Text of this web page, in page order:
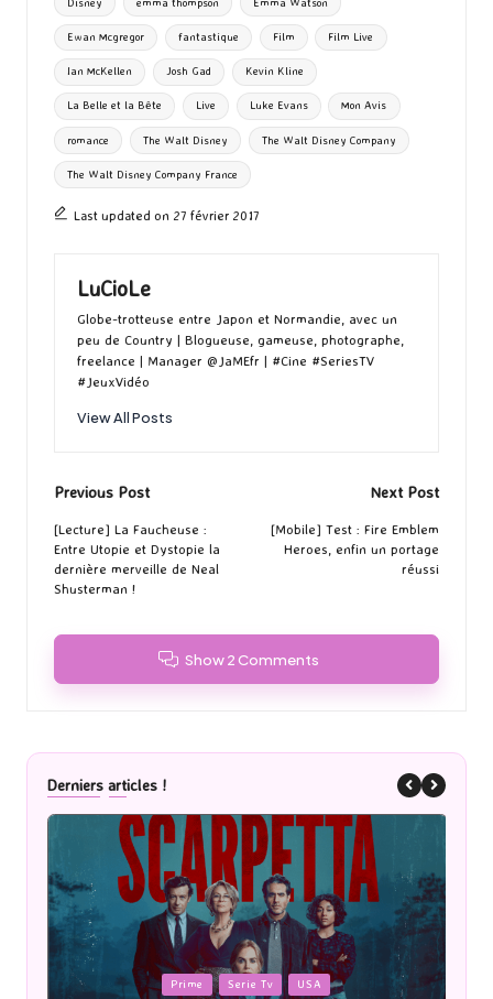
Ewan Mcgregor fantastique Film Film Live
Ian McKellen Josh Gad Kevin Kline
La Belle et la Bête Live Luke Evans Mon Avis
romance The Walt Disney The Walt Disney Company
The Walt Disney Company France
Last updated on 27 février 2017
LuCioLe
Globe-trotteuse entre Japon et Normandie, avec un
peu de Country | Blogueuse, gameuse, photographe,
freelance | Manager @JaMEfr | #Cine #SeriesTV
#JeuxVidéo
View All Posts
Post
navigation
Previous Post
[Lecture] La Faucheuse :
Entre Utopie et Dystopie la
dernière merveille de Neal
Shusterman !
Next Post
[Mobile] Test : Fire Emblem
Heroes, enfin un portage
réussi
Show 2 Comments
Derniers articles !
Posted
Cinéma